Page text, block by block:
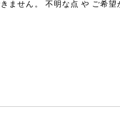
ません。 不明な点 や ご希